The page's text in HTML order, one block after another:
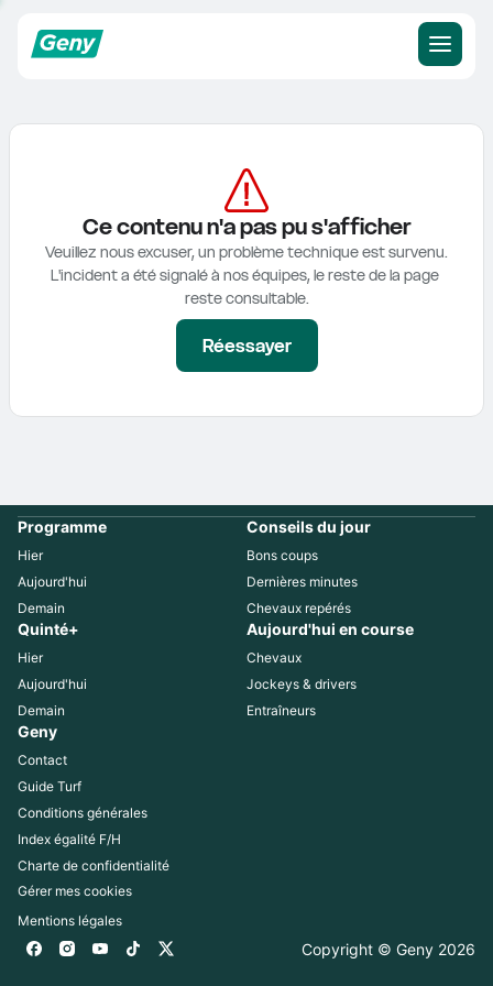
Ce contenu n'a pas pu s'afficher
Veuillez nous excuser, un problème technique est survenu.
L'incident a été signalé à nos équipes, le reste de la page
reste consultable.
Réessayer
Programme
Hier
Aujourd'hui
Demain
Conseils du jour
Bons coups
Dernières minutes
Chevaux repérés
Quinté+
Hier
Aujourd'hui
Demain
Aujourd'hui en course
Chevaux
Jockeys & drivers
Entraîneurs
Geny
Contact
Guide Turf
Conditions générales
Index égalité F/H
Charte de confidentialité
Gérer mes cookies
Mentions légales
Copyright © Geny 2026